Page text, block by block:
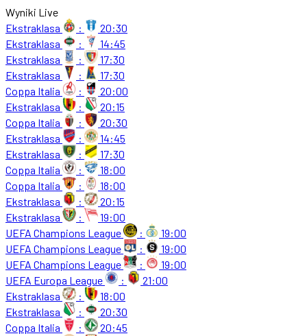
Wyniki Live
Ekstraklasa
:
20:30
Ekstraklasa
:
14:45
Ekstraklasa
:
17:30
Ekstraklasa
:
17:30
Coppa Italia
:
20:00
Ekstraklasa
:
20:15
Coppa Italia
:
20:30
Ekstraklasa
:
14:45
Ekstraklasa
:
17:30
Coppa Italia
:
18:00
Coppa Italia
:
18:00
Ekstraklasa
:
20:15
Ekstraklasa
:
19:00
UEFA Champions League
:
19:00
UEFA Champions League
:
19:00
UEFA Champions League
:
19:00
UEFA Europa League
:
21:00
Ekstraklasa
:
18:00
Ekstraklasa
:
20:30
Coppa Italia
:
20:45